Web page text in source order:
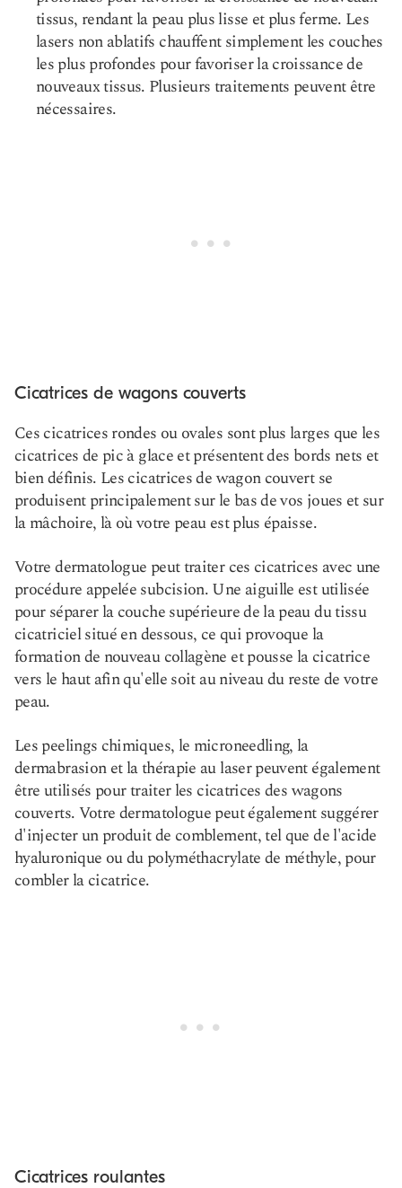
tissus, rendant la peau plus lisse et plus ferme. Les
lasers non ablatifs chauffent simplement les couches
les plus profondes pour favoriser la croissance de
nouveaux tissus. Plusieurs traitements peuvent être
nécessaires.
Cicatrices de wagons couverts
Ces cicatrices rondes ou ovales sont plus larges que les
cicatrices de pic à glace et présentent des bords nets et
bien définis. Les cicatrices de wagon couvert se
produisent principalement sur le bas de vos joues et sur
la mâchoire, là où votre peau est plus épaisse.
Votre dermatologue peut traiter ces cicatrices avec une
procédure appelée subcision. Une aiguille est utilisée
pour séparer la couche supérieure de la peau du tissu
cicatriciel situé en dessous, ce qui provoque la
formation de nouveau collagène et pousse la cicatrice
vers le haut afin qu'elle soit au niveau du reste de votre
peau.
Les peelings chimiques, le microneedling, la
dermabrasion et la thérapie au laser peuvent également
être utilisés pour traiter les cicatrices des wagons
couverts. Votre dermatologue peut également suggérer
d'injecter un produit de comblement, tel que de l'acide
hyaluronique ou du polyméthacrylate de méthyle, pour
combler la cicatrice.
Cicatrices roulantes